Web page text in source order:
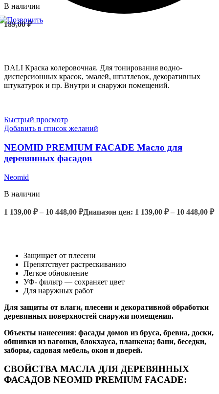
В наличии
189,00₽
DALI Краска колеровочная. Для тонирования водно-
дисперсионных красок, эмалей, шпатлевок, декоративных
штукатурок и пр. Внутри и снаружи помещений.
Быстрый просмотр
Добавить в список желаний
NEOMID PREMIUM FACADE Масло для
деревянных фасадов
Neomid
В наличии
1 139,00 ₽ – 10 448,00 ₽Диапазон цен: 1 139,00 ₽ – 10 448,00 ₽
Защищает от плесени
Препятствует растрескиванию
Легкое обновление
УФ- фильтр — сохраняет цвет
Для наружных работ
Для защиты от влаги, плесени и декоративной обработки
деревянных поверхностей снаружи помещения.
Объекты нанесения: фасады домов из бруса, бревна, доски,
обшивки из вагонки, блокхауса, планкена; бани, беседки,
заборы, садовая мебель, окон и дверей.
СВОЙСТВА МАСЛА ДЛЯ ДЕРЕВЯННЫХ
ФАСАДОВ NEOMID PREMIUM FACADE: